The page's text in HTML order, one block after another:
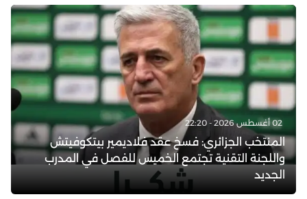
02 أغسطس 2026 - 22:20
المنتخب الجزائري: فسخ عقد فلاديمير بيتكوفيتش
واللجنة التقنية تجتمع الخميس للفصل في المدرب
الجديد